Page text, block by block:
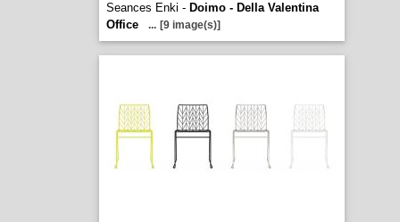
Seances Enki - Doimo - Della Valentina
Office
... [9 image(s)]